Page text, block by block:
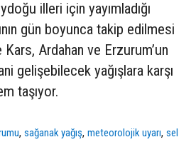
illeri için yayımladığı
gün boyunca takip edilmesi
Ardahan ve Erzurum’un
gelişebilecek yağışlara karşı
taşıyor.
,sağanak yağış,meteorolojik uyarı,sel